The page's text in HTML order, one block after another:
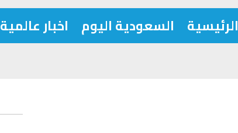
الرئيسية السعودية اليوم اخبار عالمية